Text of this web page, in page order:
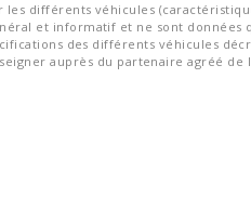
différents véhicules
et informatif et ne sont données
des différents véhicules
auprès du partenaire agréé de